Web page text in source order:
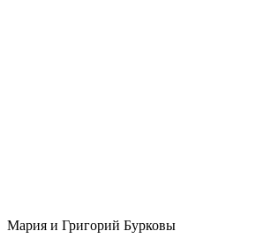
Мария и Григорий Бурковы